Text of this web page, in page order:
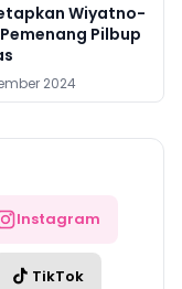
Wiyatno-
Pilbup
2024
Instagram
TikTok